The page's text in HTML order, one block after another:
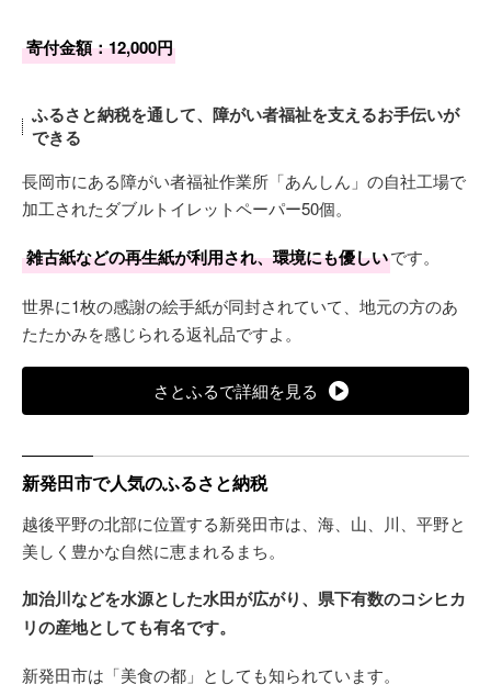
寄付金額：12,000円
ふるさと納税を通して、障がい者福祉を支えるお手伝いが
できる
長岡市にある障がい者福祉作業所「あんしん」の自社工場で
加工されたダブルトイレットペーパー50個。
雑古紙などの再生紙が利用され、環境にも優しいです。
世界に1枚の感謝の絵手紙が同封されていて、地元の方のあ
たたかみを感じられる返礼品ですよ。
さとふるで詳細を見る
新発田市で人気のふるさと納税
越後平野の北部に位置する新発田市は、海、山、川、平野と
美しく豊かな自然に恵まれるまち。
加治川などを水源とした水田が広がり、県下有数のコシヒカ
リの産地としても有名です。
新発田市は「美食の都」としても知られています。